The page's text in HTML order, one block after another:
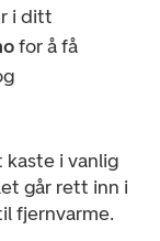
i ditt
for å få
kaste i vanlig
går rett inn i
fjernvarme.